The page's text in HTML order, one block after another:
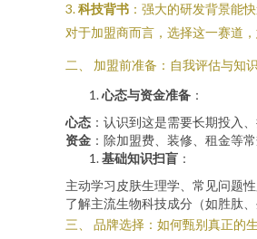
3.科技背书 ：强大的研发背景能
对于加盟商而言，选择这一赛道
二、 加盟前准备：自我评估与知
心态与资金准备 ：
心态 ：认识到这是需要长期投入
资金 ：除加盟费、装修、租金等
基础知识扫盲 ：
主动学习皮肤生理学、常见问题
了解主流生物科技成分（如胜肽
三、 品牌选择：如何甄别真正的